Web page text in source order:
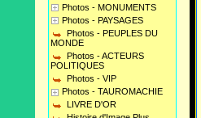
Photos - MONUMENTS
Photos - PAYSAGES
Photos - PEUPLES DU
MONDE
Photos - ACTEURS
POLITIQUES
Photos - VIP
Photos - TAUROMACHIE
LIVRE D'OR